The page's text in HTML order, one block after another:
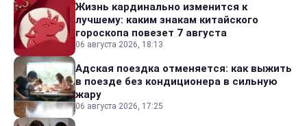
Жизнь кардинально изменится к
лучшему: каким знакам китайского
гороскопа повезет 7 августа
06 августа 2026, 18:13
Адская поездка отменяется: как выжить
в поезде без кондиционера в сильную
жару
06 августа 2026, 17:25